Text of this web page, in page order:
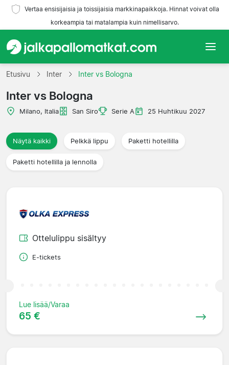
Vertaa ensisijaisia ja toissijaisia markkinapaikkoja. Hinnat voivat olla
korkeampia tai matalampia kuin nimellisarvo.
Etusivu
Joukkueet
Matkatoimistoja
Etusivu Inter Inter vs Bologna
Inter vs Bologna
Milano, Italia San Siro Serie A 25 Huhtikuu 2027
Näytä kaikki Pelkkä lippu Paketti hotellilla
Paketti hotellilla ja lennolla
Ottelulippu sisältyy
E-tickets
Lue lisää/Varaa
65 €